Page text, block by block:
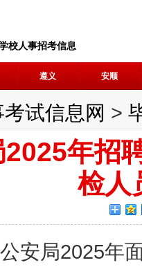
校人事招考信息
遵义 安顺
试信息网 >
年招
检人
公安局2025年